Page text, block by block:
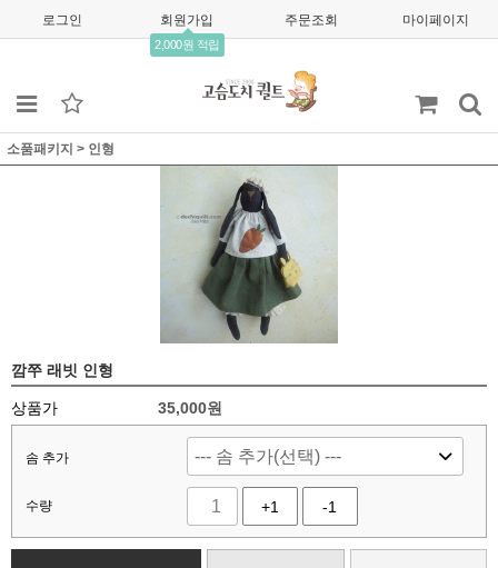
로그인 회원가입
2,000원 적립
주문조회 마이페이지
소품패키지 > 인형
깜쭈 래빗 인형
상품가 35,000원
솜 추가
수량 +1 -1